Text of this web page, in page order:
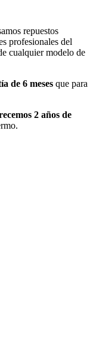
repuestos
profesionales del
cualquier modelo de
de 6 meses que para
2 años de